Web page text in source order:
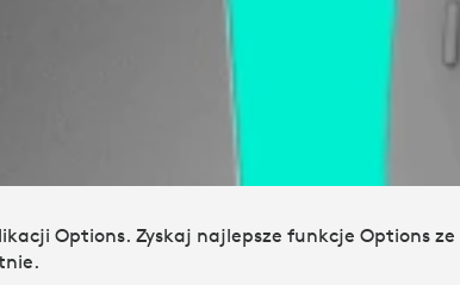
Options. Zyskaj najlepsze funkcje Options ze